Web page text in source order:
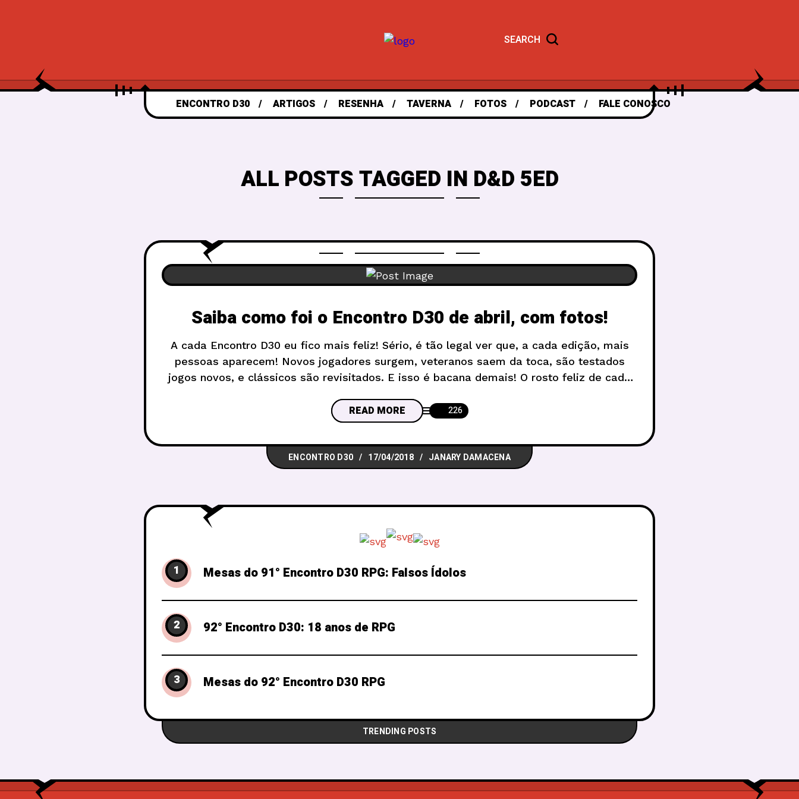
SEARCH
ENCONTRO D30 ARTIGOS RESENHA TAVERNA FOTOS PODCAST FALE CONOSCO
ALL POSTS TAGGED IN D&D 5ED
Saiba como foi o Encontro D30 de abril, com fotos!
A cada Encontro D30 eu fico mais feliz! Sério, é tão legal ver que, a cada edição, mais
pessoas aparecem! Novos jogadores surgem, veteranos saem da toca, são testados
jogos novos, e clássicos são revisitados. E isso é bacana demais! O rosto feliz de cada
READ MORE 226
ENCONTRO D30 17/04/2018 JANARY DAMACENA
1 Mesas do 91° Encontro D30 RPG: Falsos Ídolos
2 92° Encontro D30: 18 anos de RPG
3 Mesas do 92° Encontro D30 RPG
TRENDING POSTS